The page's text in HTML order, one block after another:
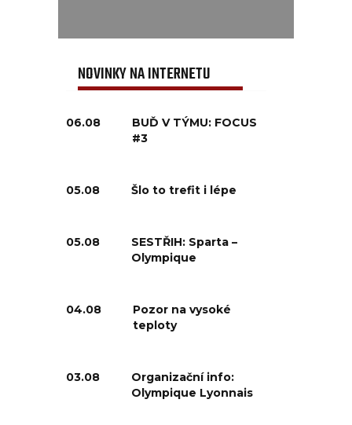
NOVINKY NA INTERNETU
06.08
BUĎ V TÝMU: FOCUS
#3
05.08 Šlo to trefit i lépe
05.08
SESTŘIH: Sparta –
Olympique
04.08
Pozor na vysoké
teploty
03.08
Organizační info:
Olympique Lyonnais